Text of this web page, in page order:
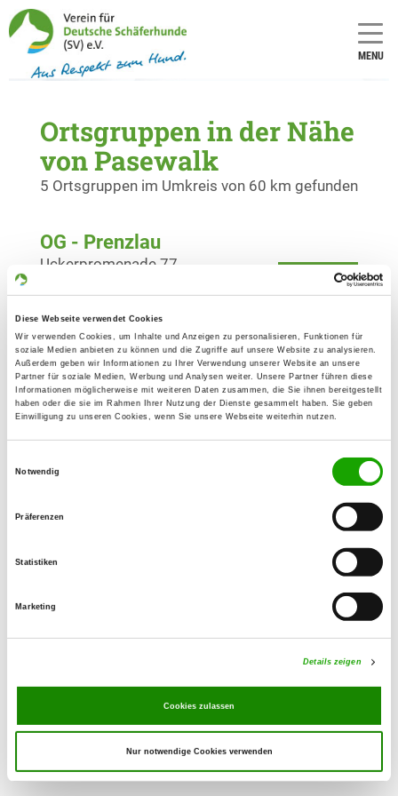
Diese Webseite verwendet Cookies
Wir verwenden Cookies, um Inhalte und Anzeigen zu personalisieren, Funktionen für
soziale Medien anbieten zu können und die Zugriffe auf unsere Website zu analysieren.
Außerdem geben wir Informationen zu Ihrer Verwendung unserer Website an unsere
Partner für soziale Medien, Werbung und Analysen weiter. Unsere Partner führen diese
Informationen möglicherweise mit weiteren Daten zusammen, die Sie ihnen bereitgestellt
haben oder die sie im Rahmen Ihrer Nutzung der Dienste gesammelt haben. Sie geben
Einwilligung zu unseren Cookies, wenn Sie unsere Webseite weiterhin nutzen.
Notwendig
Präferenzen
Statistiken
Marketing
Details zeigen
Cookies zulassen
Nur notwendige Cookies verwenden
MENU
Ortsgruppen in der Nähe
von Pasewalk
5 Ortsgruppen im Umkreis von 60 km gefunden
OG - Prenzlau
Details
Uckerpromenade 77
OG - Neubrandenburg
Details
Baumwallsweg 5
17034 Neubrandenburg
OG - Pasewalk e.V.
Details
Am Tannenweg
Details
Birkenallee 16a
OG - Ueckermünde
17358 Torgelow